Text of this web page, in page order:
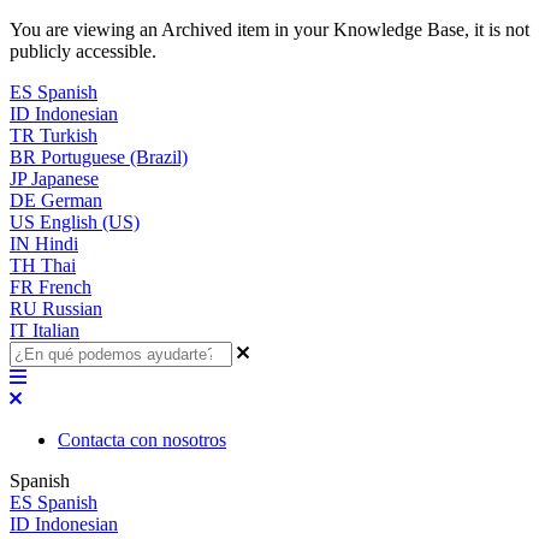
You are viewing an Archived item in your Knowledge Base, it is not
publicly accessible.
ES Spanish
ID Indonesian
TR Turkish
BR Portuguese (Brazil)
JP Japanese
DE German
US English (US)
IN Hindi
TH Thai
FR French
RU Russian
IT Italian
Contacta con nosotros
Spanish
ES Spanish
ID Indonesian